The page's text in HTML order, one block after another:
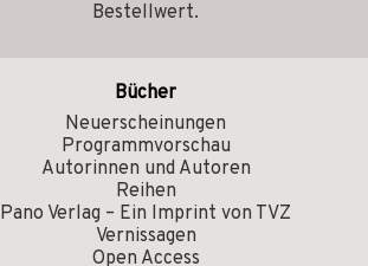
Bestellwert.
Bücher
Neuerscheinungen
Programmvorschau
Autorinnen und Autoren
Reihen
Pano Verlag – Ein Imprint von TVZ
Vernissagen
Open Access